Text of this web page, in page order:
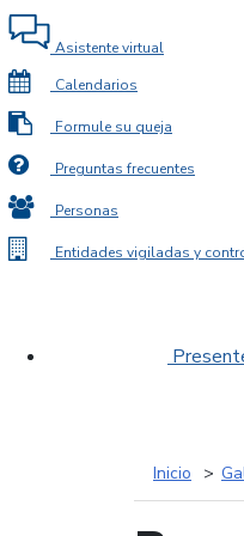
Asistente virtual
Calendarios
Formule su queja
Preguntas frecuentes
Personas
Entidades vigiladas y
Inicio